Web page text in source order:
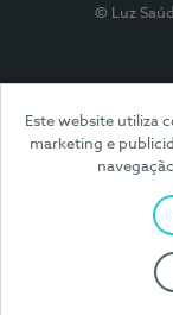
Este website utiliza
marketing e
© Luz